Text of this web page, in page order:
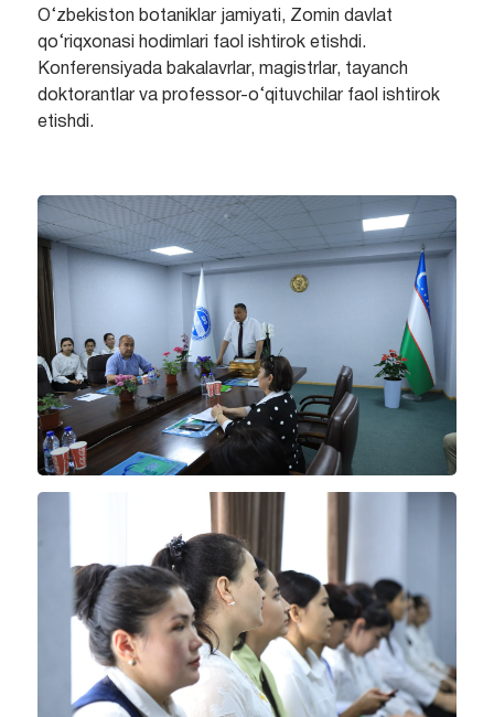
O‘zbekiston botaniklar jamiyati, Zomin davlat
qo‘riqxonasi hodimlari faol ishtirok etishdi.
Konferensiyada bakalavrlar, magistrlar, tayanch
doktorantlar va professor-o‘qituvchilar faol ishtirok
etishdi.